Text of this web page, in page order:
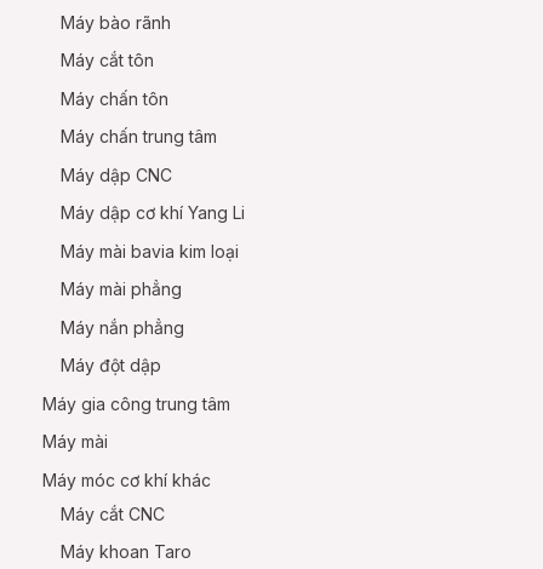
Máy bào rãnh
Máy cắt tôn
Máy chấn tôn
Máy chấn trung tâm
Máy dập CNC
Máy dập cơ khí Yang Li
Máy mài bavia kim loại
Máy mài phẳng
Máy nắn phẳng
Máy đột dập
Máy gia công trung tâm
Máy mài
Máy móc cơ khí khác
Máy cắt CNC
Máy khoan Taro